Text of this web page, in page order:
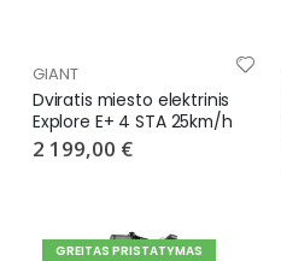
GIANT
Dviratis miesto elektrinis
Explore E+ 4 STA 25km/h
2 199,00 €
GREITAS PRISTATYMAS